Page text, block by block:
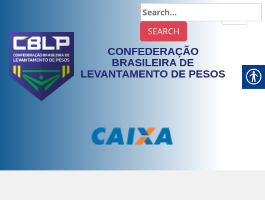
CONFEDERAÇÃO
BRASILEIRA DE
LEVANTAMENTO DE PESOS